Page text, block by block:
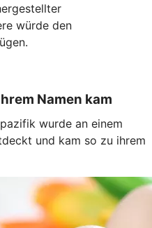
würde den
Namen kam
wurde an einem
und kam so zu ihrem